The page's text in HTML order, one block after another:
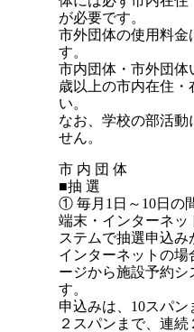
が必要です。
市外団体の使用料金
す。
市内団体・市外団体
歳以上の市内在住・
い。
なお、学校の部活動
せん。
市 内 団 体
■抽 選
① 毎月1日～10日の
端末・インターネッ
ステムで抽選申込み
インターネットの
ージから施設予約シ
す。
申込みは、10スパ
２スパンまで、連続